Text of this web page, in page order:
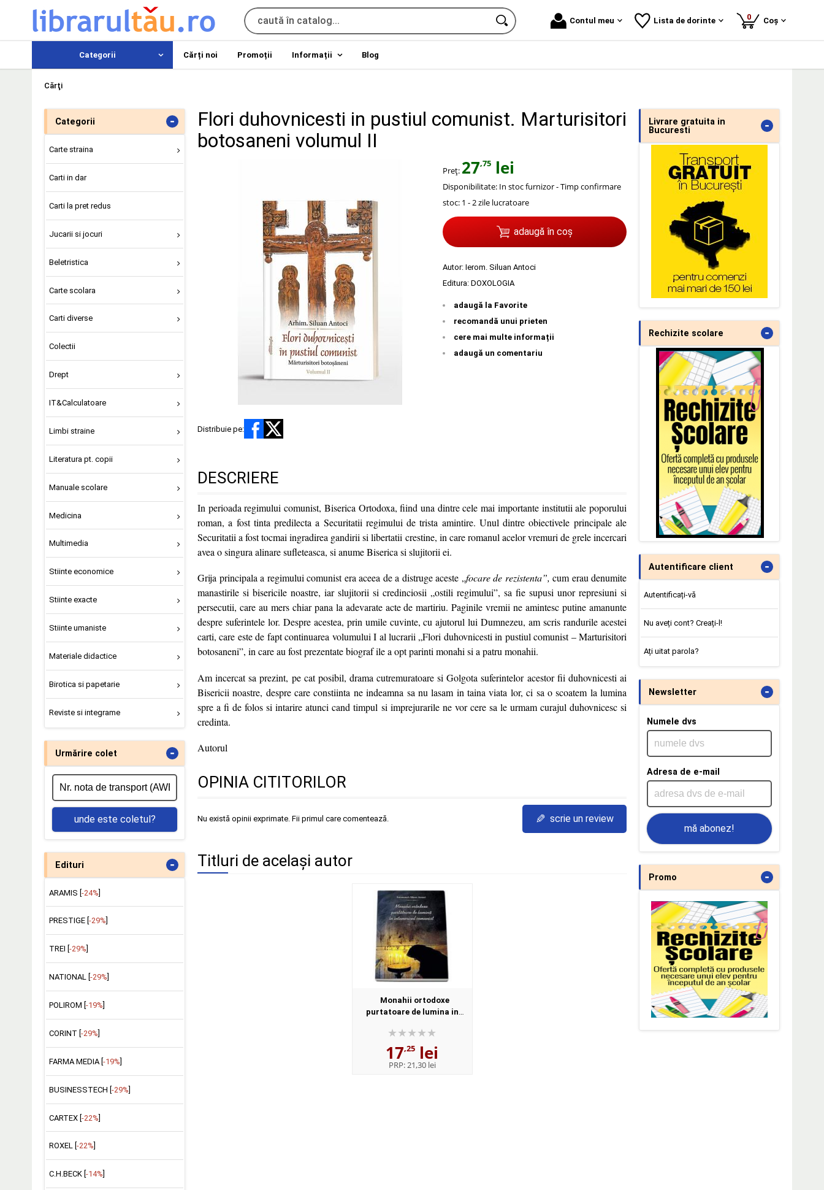
Contul meu Lista de dorinte 0produse
Coș
Categorii Cărți noi Promoții Informații Blog
Cărţi
Categorii -
Carte straina
Carti in dar
Carti la pret redus
Jucarii si jocuri
Beletristica
Carte scolara
Carti diverse
Colectii
Drept
IT&Calculatoare
Limbi straine
Literatura pt. copii
Manuale scolare
Medicina
Multimedia
Stiinte economice
Stiinte exacte
Stiinte umaniste
Materiale didactice
Birotica si papetarie
Reviste si integrame
Urmărire colet -
unde este coletul?
Edituri -
ARAMIS [-24%]
PRESTIGE [ -29%
TREI [ -29%
NATIONAL [ -29%
POLIROM [ -19%
CORINT [ -29%
FARMA MEDIA [ -19%
BUSINESSTECH [-29%]
CARTEX [-22%]
ROXEL [ -22%
C.H.BECK [ -14%
Flori duhovnicesti in pustiul comunist. Marturisitori
botosaneni volumul II
Preț: 27,75 lei
Disponibilitate: In stoc furnizor - Timp confirmare
stoc: 1 - 2 zile lucratoare
adaugă în coș
Autor: Ierom. Siluan Antoci
Editura: DOXOLOGIA
adaugă la Favorite
recomandă unui prieten
cere mai multe informații
adaugă un comentariu
Distribuie pe:
DESCRIERE
In perioada regimului comunist, Biserica Ortodoxa, fiind una dintre cele mai importante institutii ale poporului
roman, a fost tinta predilecta a Securitatii regimului de trista amintire. Unul dintre obiectivele principale ale
Securitatii a fost tocmai ingradirea gandirii si libertatii crestine, in care romanul acelor vremuri de grele incercari
avea o singura alinare sufleteasca, si anume Biserica si slujitorii ei.
Grija principala a regimului comunist era aceea de a distruge aceste „focare de rezistenta”, cum erau denumite
manastirile si bisericile noastre, iar slujitorii si credinciosii „ostili regimului”, sa fie supusi unor represiuni si
persecutii, care au mers chiar pana la adevarate acte de martiriu. Paginile vremii ne amintesc putine amanunte
despre suferintele lor. Despre acestea, prin umile cuvinte, cu ajutorul lui Dumnezeu, am scris randurile acestei
carti, care este de fapt continuarea volumului I al lucrarii „Flori duhovnicesti in pustiul comunist – Marturisitori
botosaneni”, in care au fost prezentate biograf ile a opt parinti monahi si a patru monahii.
Am incercat sa prezint, pe cat posibil, drama cutremuratoare si Golgota suferintelor acestor fii duhovnicesti ai
Bisericii noastre, despre care constiinta ne indeamna sa nu lasam in taina viata lor, ci sa o scoatem la lumina
spre a fi de folos si intarire atunci cand timpul si imprejurarile ne vor cere sa le urmam curajul duhovnicesc si
credinta.
Autorul
OPINIA CITITORILOR
Nu există opinii exprimate. Fii primul care comentează. ✎ scrie un review
Titluri de același autor
Monahii ortodoxe
purtatoare de lumina in
I (Ierom Siluan Antoci)
17,25 lei
PRP:21,30 lei
Livrare gratuita in
Bucuresti
-
Rechizite scolare -
Autentificare client -
Autentificați-vă
Nu aveți cont? Creați-l!
Ați uitat parola?
Newsletter -
Numele dvs
Adresa de e-mail
mă abonez!
Promo -